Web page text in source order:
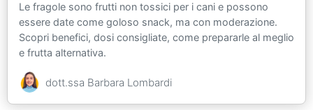
Le fragole sono frutti non tossici per i cani e possono
essere date come goloso snack, ma con moderazione.
Scopri benefici, dosi consigliate, come prepararle al meglio
e frutta alternativa.
dott.ssa Barbara Lombardi